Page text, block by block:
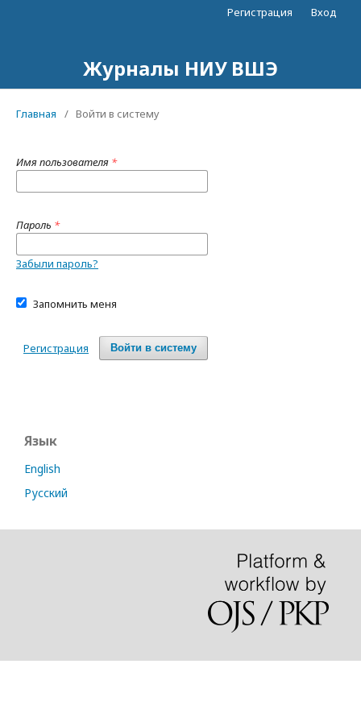
Журналы НИУ ВШЭ
Регистрация Вход
Главная / Войти в систему
Имя пользователя *
Пароль *
Забыли пароль?
Запомнить меня
Войти в систему
Регистрация
Язык
English
Русский